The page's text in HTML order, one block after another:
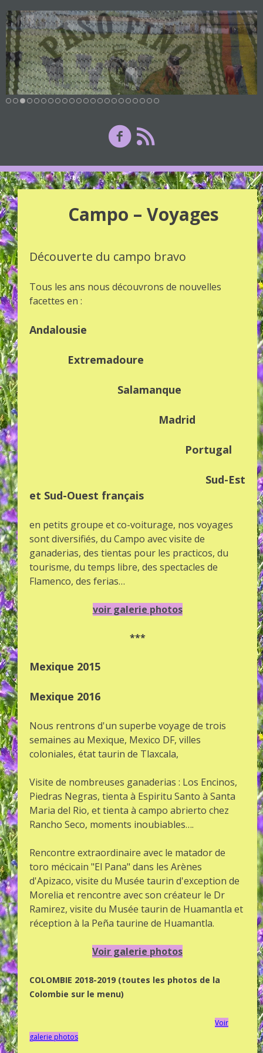
Campo – Voyages
Découverte du campo bravo
Tous les ans nous découvrons de nouvelles
facettes en :
Andalousie
Extremadoure
Salamanque
Madrid
Portugal
Sud-Est
et Sud-Ouest français
en petits groupe et co-voiturage, nos voyages
sont diversifiés, du Campo avec visite de
ganaderias, des tientas pour les practicos, du
tourisme, du temps libre, des spectacles de
Flamenco, des ferias…
voir galerie photos
***
Mexique 2015
Mexique 2016
Nous rentrons d'un superbe voyage de trois
semaines au Mexique, Mexico DF, villes
coloniales, état taurin de Tlaxcala,
Visite de nombreuses ganaderias : Los Encinos,
Piedras Negras, tienta à Espiritu Santo à Santa
Maria del Rio, et tienta à campo abrierto chez
Rancho Seco, moments inoubiables….
Rencontre extraordinaire avec le matador de
toro mécicain "El Pana" dans les Arènes
d'Apizaco, visite du Musée taurin d'exception de
Morelia et rencontre avec son créateur le Dr
Ramirez, visite du Musée taurin de Huamantla et
réception à la Peña taurine de Huamantla.
Voir galerie photos
COLOMBIE 2018-2019 (toutes les photos de la
Colombie sur le menu)
Voir
galerie photos